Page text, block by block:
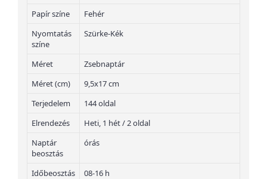
Papír színe
Fehér
Nyomtatás
színe
Szürke-Kék
Méret
Zsebnaptár
Méret (cm)
9,5x17 cm
Terjedelem
144 oldal
Elrendezés
Heti, 1 hét / 2 oldal
Naptár
beosztás
órás
Időbeosztás
08-16 h